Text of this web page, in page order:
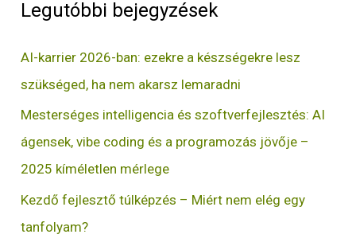
Legutóbbi bejegyzések
AI-karrier 2026-ban: ezekre a készségekre lesz
szükséged, ha nem akarsz lemaradni
Mesterséges intelligencia és szoftverfejlesztés: AI
ágensek, vibe coding és a programozás jövője –
2025 kíméletlen mérlege
Kezdő fejlesztő túlképzés – Miért nem elég egy
tanfolyam?